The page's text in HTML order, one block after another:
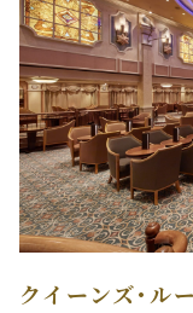
クイーンズ･ル